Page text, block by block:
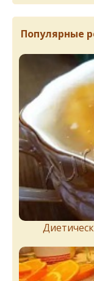
Популярные